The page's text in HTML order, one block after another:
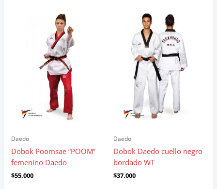
Daedo
Dobok Poomsae “POOM”
femenino Daedo
$55.000
Daedo
Dobok Daedo cuello negro
bordado WT
$37.000